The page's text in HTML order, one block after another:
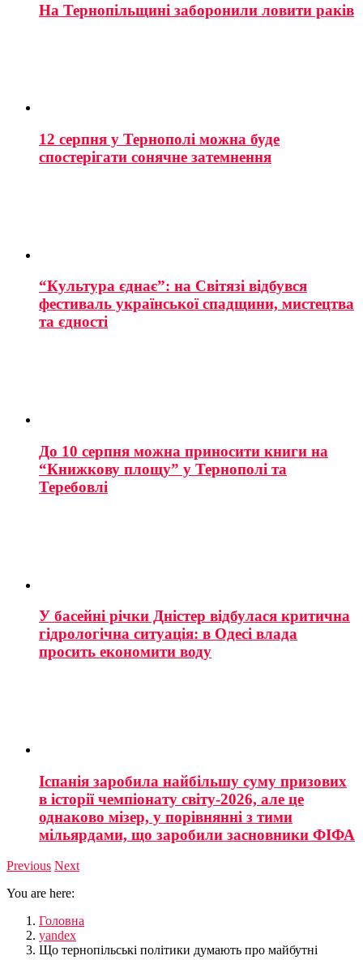
На Тернопільщині заборонили ловити раків
12 серпня у Тернополі можна буде
спостерігати сонячне затемнення
“Культура єднає”: на Світязі відбувся
фестиваль української спадщини, мистецтва
та єдності
До 10 серпня можна приносити книги на
“Книжкову площу” у Тернополі та
Теребовлі
У басейні річки Дністер відбулася критична
гідрологічна ситуація: в Одесі влада
просить економити воду
Іспанія заробила найбільшу суму призових
в історії чемпіонату світу-2026, але це
однаково мізер, у порівнянні з тими
мільярдами, що заробили засновники ФІФА
Previous Next
You are here:
Головна
yandex
Що тернопільські політики думають про майбутні